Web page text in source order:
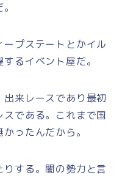
プステートとかイル
るイベント屋だ。
来レースであり最初
である。これまで国
ったんだから。
する。闇の勢力と言